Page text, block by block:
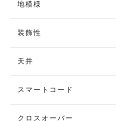
地模様
装飾性
天井
スマートコード
クロスオーバー